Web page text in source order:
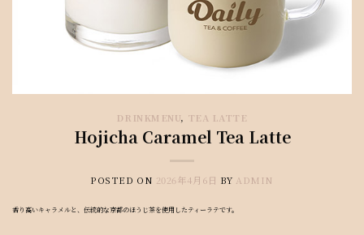
DRINKMENU, TEA LATTE
Hojicha Caramel Tea Latte
POSTED ON 2026年4月6日 BY ADMIN
香り高いキャラメルと、伝統的な京都のほうじ茶を使用したティーラテです。